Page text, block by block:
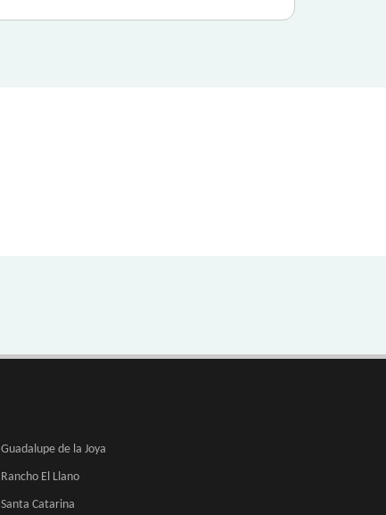
Guadalupe de la Joya
Rancho El Llano
Santa Catarina